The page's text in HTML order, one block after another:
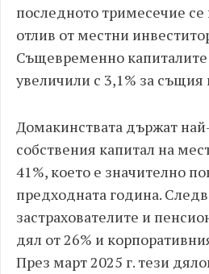
последното тримесечие
отлив от местни
Същевременно капиталите
увеличили с 3,1% за същия
Домакинствата държат
собствения капитал на
41%, което е значително
предходната година.
застрахователите и
дял от 26% и
През март 2025 г. тези